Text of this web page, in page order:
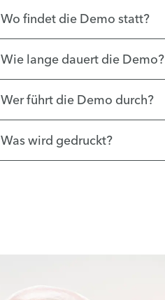
Wo findet die Demo statt?
Wie lange dauert die Demo?
Wer führt die Demo durch?
Was wird gedruckt?